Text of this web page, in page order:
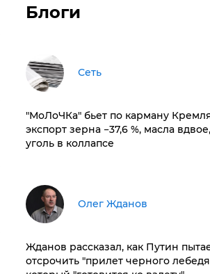
Блоги
Сеть
​"МоЛоЧКа" бьет по карману
экспорт зерна −37,6 %, масла вдвое,
уголь в коллапсе
Олег Жданов
Жданов рассказал, как Путин
отсрочить "прилет черного